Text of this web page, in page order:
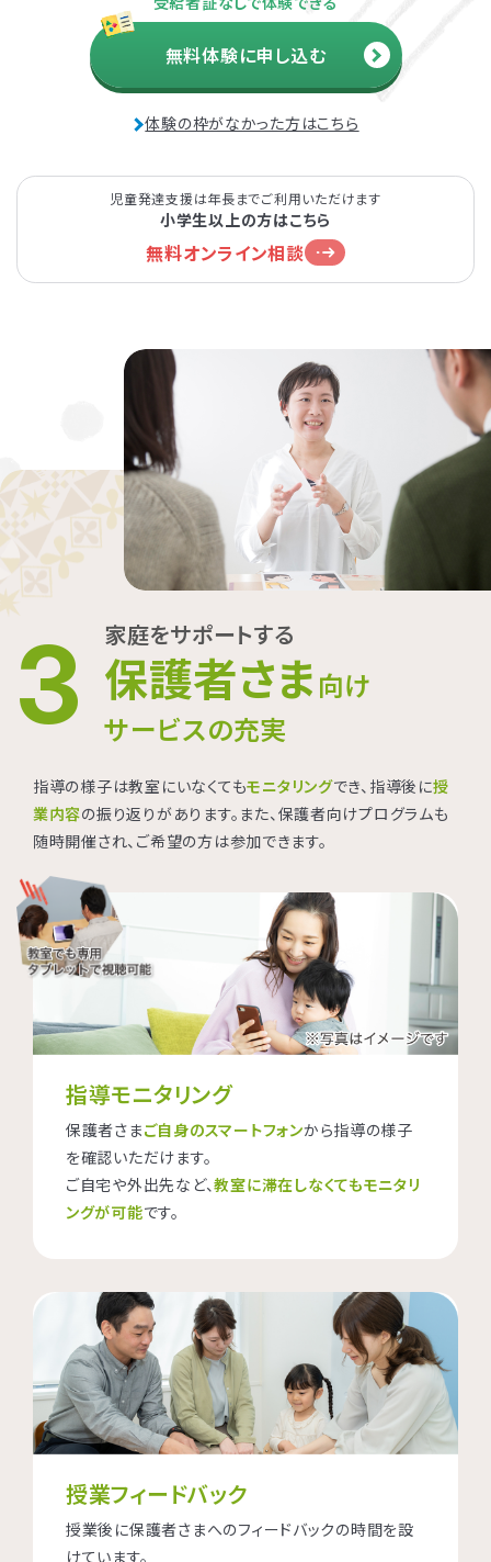
無料体験に申し込む
体験の枠がなかった方はこちら
児童発達支援は年長までご利用いただけます
小学生以上の方はこちら
無料オンライン相談
3 家庭をサポートする
保護者さま 向け
サービスの充実
指導の様子は教室にいなくてもモニタリングでき、指導後に授
業内容の振り返りがあります。また、保護者向けプログラムも
随時開催され、ご希望の方は参加できます。
指導モニタリング
保護者さまご自身のスマートフォンから指導の様子
を確認いただけます。
ご自宅や外出先など、教室に滞在しなくてもモニタリ
ングが可能です。
授業フィードバック
授業後に保護者さまへのフィードバックの時間を設
けています。